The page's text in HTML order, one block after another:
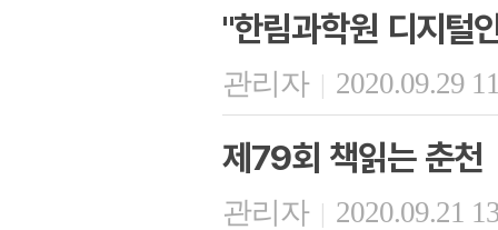
"한림과학원 디지털
관리자 | 2020.09.29
제79회 책읽는 춘천
관리자 | 2020.09.21